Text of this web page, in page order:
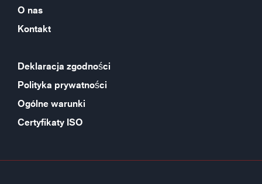
O nas
Kontakt
Deklaracja zgodności
Polityka prywatności
Ogólne warunki
Certyfikaty ISO